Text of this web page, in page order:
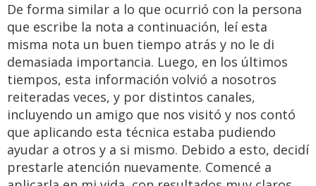
De forma similar a lo que ocurrió con la persona
que escribe la nota a continuación, leí esta
misma nota un buen tiempo atrás y no le di
demasiada importancia. Luego, en los últimos
tiempos, esta información volvió a nosotros
reiteradas veces, y por distintos canales,
incluyendo un amigo que nos visitó y nos contó
que aplicando esta técnica estaba pudiendo
ayudar a otros y a si mismo. Debido a esto, decidí
prestarle atención nuevamente. Comencé a